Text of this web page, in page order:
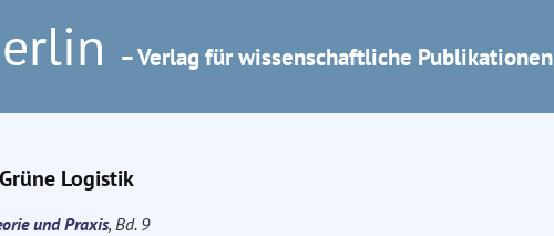
– Verlag für wissenschaftliche Publikationen
Logistik
und Praxis, Bd. 9